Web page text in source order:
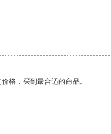
格，买到最合适的商品。